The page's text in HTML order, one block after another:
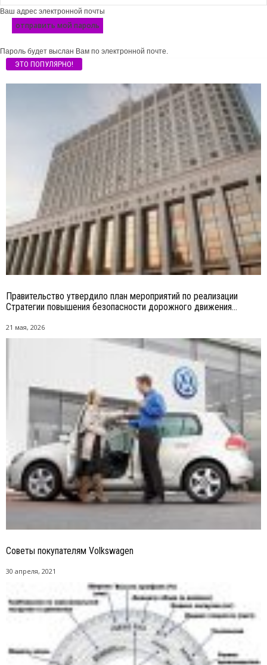
Ваш адрес электронной почты
Пароль будет выслан Вам по электронной почте.
ЭТО ПОПУЛЯРНО!
Правительство утвердило план мероприятий по реализации
Стратегии повышения безопасности дорожного движения...
21 мая, 2026
Советы покупателям Volkswagen
30 апреля, 2021